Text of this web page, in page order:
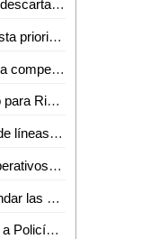
"Hay estrategia, no pleito": Gabino Morales descarta ruptura con el Verde
¡Lejos de la política tradicional! Óscar Bautista prioriza apoyos alimentarios y salud en Zona Media
¡El Verde acelera! Construye estructura para competir con o sin alianza
Compra un boleto y el padrino te regala otro para Ricardo Montaner
Exhorta gobierno estatal a hacer buen uso de líneas de emergencia
La División Caminos de la GCE refuerza operativos preventivos por lluvias en el estado
San Luis impulsa pacto de civilidad para blindar las elecciones del 2027
La obligación legal de pagar salarios dignos a Policías Municipales mejorará sus condiciones de vida: Dip. Héctor Serrano Cortés